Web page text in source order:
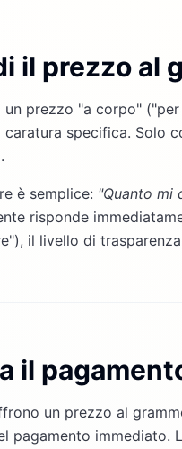
il prezzo al
un prezzo "a corpo"
caratura specifica. Solo
è semplice: "Quanto mi
risponde
il livello di
il
un prezzo al
pagamento immediato.